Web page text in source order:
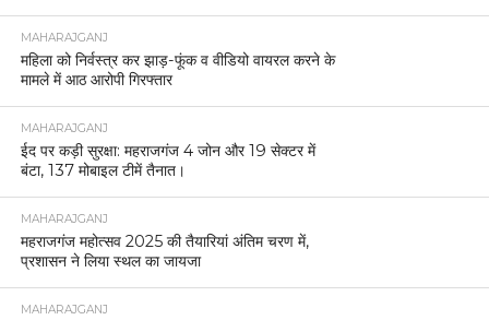
MAHARAJGANJ
महिला को निर्वस्त्र कर झाड़-फूंक व वीडियो वायरल करने के
मामले में आठ आरोपी गिरफ्तार
MAHARAJGANJ
ईद पर कड़ी सुरक्षा: महराजगंज 4 जोन और 19 सेक्टर में
बंटा, 137 मोबाइल टीमें तैनात।
MAHARAJGANJ
महराजगंज महोत्सव 2025 की तैयारियां अंतिम चरण में,
प्रशासन ने लिया स्थल का जायजा
MAHARAJGANJ